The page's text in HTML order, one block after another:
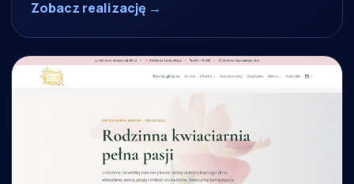
Zobacz realizację →